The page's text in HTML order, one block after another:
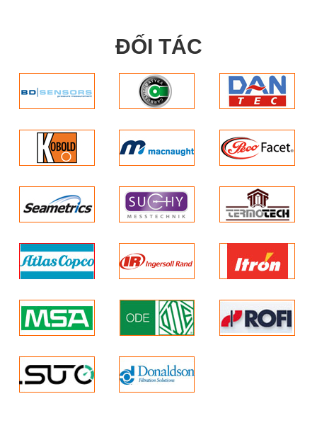
1 chiều, van bướm, van tay, van cửa
DN 15 – 250
có van chịu cao áp
Lắp bích ANSI hoặc DIN
XEM THÊM CÁC LOẠI VAN TẠI
ĐỐI TÁC